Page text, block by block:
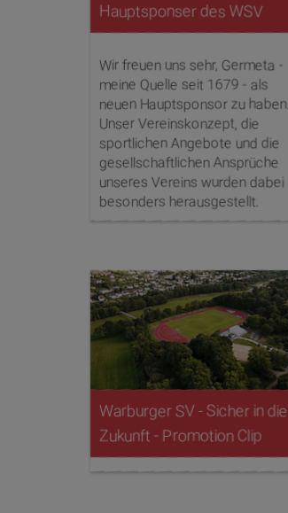
Hauptsponser des WSV
Wir freuen uns sehr, Germeta -
meine Quelle seit 1679 - als
neuen Hauptsponsor zu haben.
Unser Vereinskonzept, die
sportlichen Angebote und die
gesellschaftlichen Ansprüche
unseres Vereins wurden dabei
besonders herausgestellt.
Warburger SV - Sicher in die
Zukunft - Promotion Clip